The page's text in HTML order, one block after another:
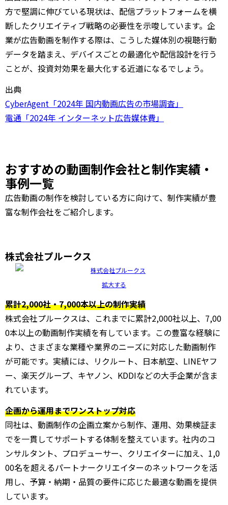
方で堅調に伸びている現状は、配信プラットフォームを横
断したクリエイティブ戦略の必要性を示唆しています。企
業が広告動画を制作する際は、こうした媒体別の視聴行動
データを踏まえ、デバイスごとの最適化や配信設計を行う
ことが、投資対効果を最大化する近道になるでしょう。
出典
CyberAgent「2024年 国内動画広告の市場調査」
電通「2024年 インターネット広告媒体費」
おすすめの動画制作会社と制作実績・
事例一覧
広告動画の制作を検討している方に向けて、制作実績が豊
富な制作会社をご紹介します。
株式会社プルークス
拡大する
累計2,000社・7,000本以上の制作実績
株式会社プルークスは、これまでに累計2,000社以上、7,00
0本以上の動画制作実績を有しています。この豊富な経験に
より、さまざまな業種や業界のニーズに対応した動画制作
が可能です。実績には、リクルート、日本航空、LINEヤフ
ー、楽天グループ、キヤノン、KDDIなどの大手企業が含ま
れています。
企画から運用までワンストップ対応
同社は、動画制作の企画立案から制作、運用、効果検証ま
でを一貫してサポートする体制を整えています。社内のコ
ンサルタント、プロデューサー、クリエイターに加え、1,0
00名を超えるパートナークリエイターのネットワークを活
用し、予算・納期・品質の要件に応じた最適な動画を提供
しています。